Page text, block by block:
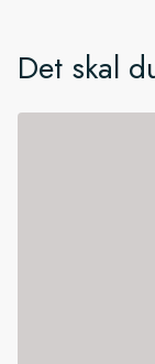
Det skal